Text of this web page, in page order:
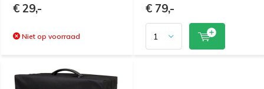
€ 29,-
Niet op voorraad
€ 79,-